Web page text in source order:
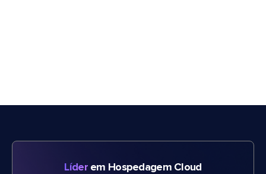
Líderem Hospedagem Cloud